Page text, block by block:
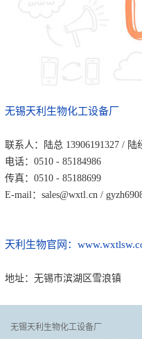
无锡天利生物化工设备厂
联系人：陆总 13906191327 / 陆
电话：0510 - 85184986
传真：0510 - 85188699
E-mail：sales@wxtl.cn /
天利生物官网：
地址：无锡市滨湖区雪浪镇
无锡天利生物化工设备厂